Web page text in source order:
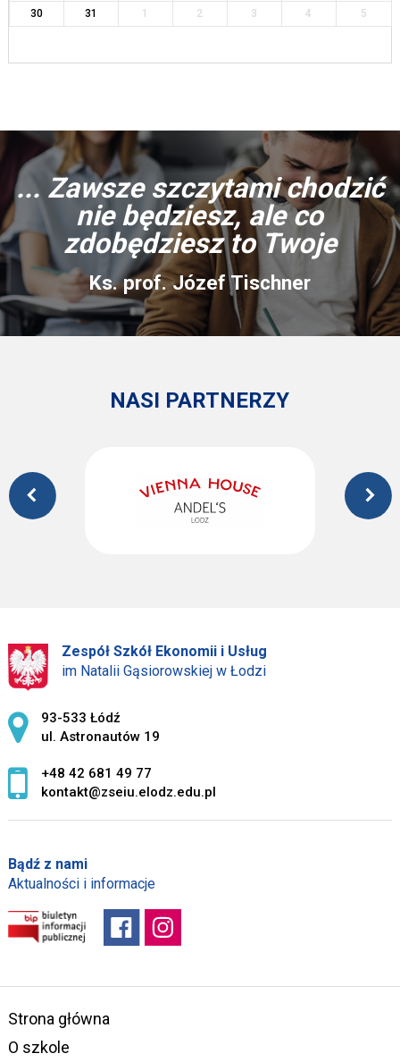
30
31 1 2 3 4 5
... Zawsze szczytami chodzić
nie będziesz, ale co
zdobędziesz to Twoje
Ks. prof. Józef Tischner
NASI PARTNERZY
Zespół Szkół Ekonomii i Usług
im Natalii Gąsiorowskiej w Łodzi
Adres pocztowy:
93-533 Łódź
ul. Astronautów 19
+48 42 681 49 77
kontakt@zseiu.elodz.edu.pl
Bądź z nami
Aktualności i informacje
Strona główna
O szkole